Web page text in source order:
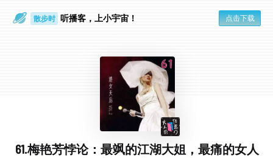
散步时 听播客，上小宇宙！ 点击下载
61.梅艳芳悖论：最飒的江湖大姐，最痛的女人